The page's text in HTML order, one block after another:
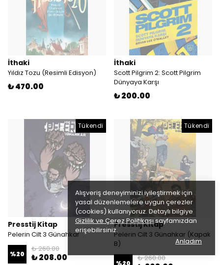
Alışveriş deneyiminizi iyileştirmek için
yasal düzenlemelere uygun çerezler
(cookies) kullanıyoruz. Detaylı bilgiye
Gizlilik ve Çerez Politikası sayfamızdan
erişebilirsiniz.
Anladım
İthaki
Yıldız Tozu (Resimli Edisyon)
₺ 470.00
İthaki
Scott Pilgrim 2: Scott Pilgrim
Dünyaya Karşı
₺ 200.00
Tükendi
Presstij Kitap
Pelerin Cilt 3 Günahkar
%20
₺ 260.00
₺ 208.00
Tükendi
Presstij Kitap
Pelerin Cilt 3 Günahkar (Kapak
B)
%20
₺ 260.00